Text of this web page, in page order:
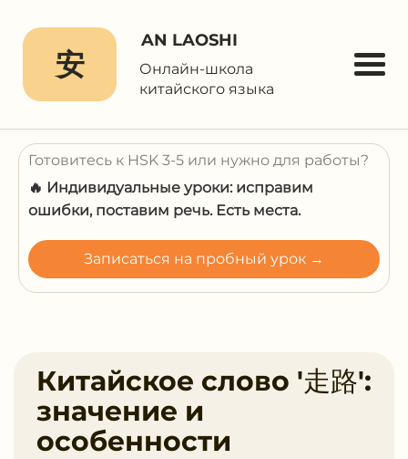
安
AN LAOSHI
Онлайн-школа
китайского языка
Готовитесь к HSK 3-5 или нужно для работы?
🔥 Индивидуальные уроки: исправим
ошибки, поставим речь. Есть места.
Записаться на пробный урок →
Китайское слово '走路':
значение и
особенности